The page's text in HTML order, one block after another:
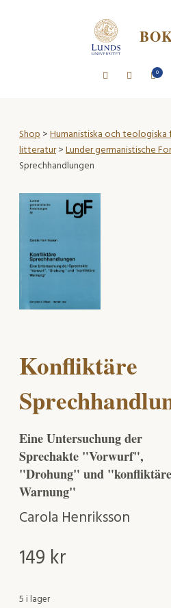
0
Shop>Humanistiska och
litteratur>Lunder germanistische
Sprechhandlungen
Konfliktäre
Eine Untersuchung der
Sprechakte "Vorwurf",
"Drohung" und "konfliktäre
Warnung"
Carola Henriksson
149 kr
5 i lager